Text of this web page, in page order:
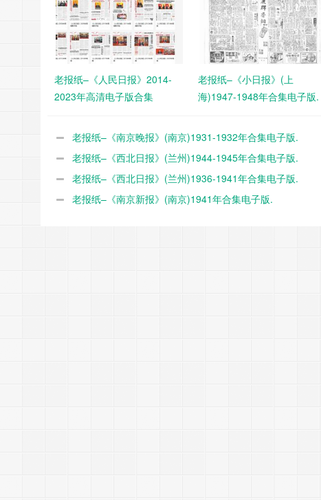
老报纸–《人民日报》2014-
2023年高清电子版合集
老报纸–《小日报》(上
海)1947-1948年合集电子版.
老报纸–《南京晚报》(南京)1931-1932年合集电子版.
老报纸–《西北日报》(兰州)1944-1945年合集电子版.
老报纸–《西北日报》(兰州)1936-1941年合集电子版.
老报纸–《南京新报》(南京)1941年合集电子版.